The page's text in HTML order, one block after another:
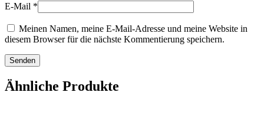
E-Mail *
Meinen Namen, meine E-Mail-Adresse und meine Website in
diesem Browser für die nächste Kommentierung speichern.
Ähnliche Produkte